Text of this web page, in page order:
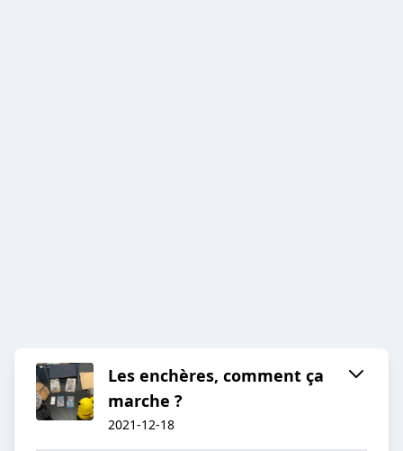
Les enchères, comment ça
marche ?
2021-12-18